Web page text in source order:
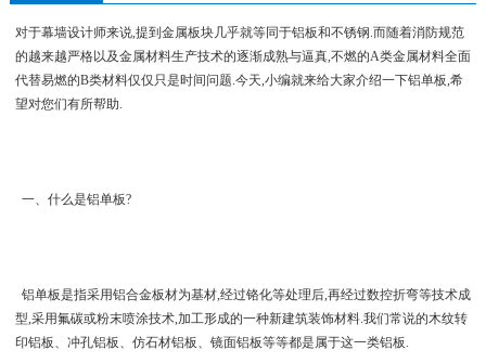
对于幕墙设计师来说,提到金属板块几乎就等同于铝板和不锈钢.而随着消防规范
的越来越严格以及金属材料生产技术的逐渐成熟与逼真,不燃的A类金属材料全面
代替易燃的B类材料仅仅只是时间问题.今天,小编就来给大家介绍一下铝单板,希
望对您们有所帮助.
一、什么是铝单板?
铝单板是指采用铝合金板材为基材,经过铬化等处理后,再经过数控折弯等技术成
型,采用氟碳或粉末喷涂技术,加工形成的一种新建筑装饰材料.我们常说的木纹转
印铝板、冲孔铝板、仿石材铝板、镜面铝板等等都是属于这一类铝板.